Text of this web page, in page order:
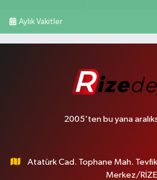
Aylık Vakitler
2005'ten bu yana
Atatürk Cad. Tophane Mah. Tevfik
Merkez/RİZE